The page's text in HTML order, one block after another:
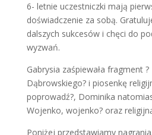
6- letnie uczestniczki mają
doświadczenie za sobą.
dalszych sukcesów i chęci do
wyzwań.
Gabrysia zaśpiewała fragment
Dąbrowskiego? i piosenkę
poprowadź?, Dominika
Wojenko, wojenko? oraz
Poniżej przedstawiamy nagrania.